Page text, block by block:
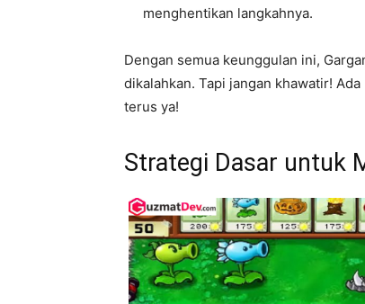
menghentikan langkahnya.
Dengan semua keunggulan ini,
dikalahkan. Tapi jangan khawatir!
terus ya!
Strategi Dasar untuk